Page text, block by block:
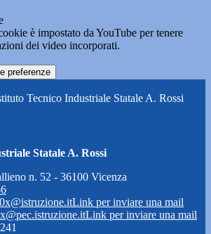
è impostato da YouTube per tenere
dei video incorporati.
preferenze
Tecnico Industriale Statale A. Rossi
Statale A. Rossi
n. 52 - 36100 Vicenza
Link per inviare una mail
Link per inviare una mail